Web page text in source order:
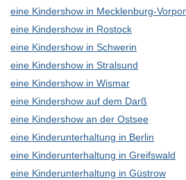
eine Kindershow in Mecklenburg-
eine Kindershow in Rostock
eine Kindershow in Schwerin
eine Kindershow in Stralsund
eine Kindershow in Wismar
eine Kindershow auf dem Darß
eine Kindershow an der Ostsee
eine Kinderunterhaltung in Berlin
eine Kinderunterhaltung in Greifswald
eine Kinderunterhaltung in Güstrow